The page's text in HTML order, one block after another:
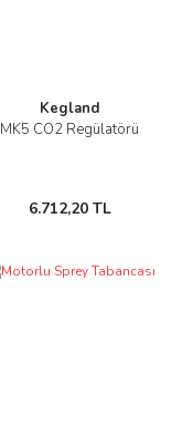
Kegland
MK5 CO2 Regülatörü
6.712,20 TL